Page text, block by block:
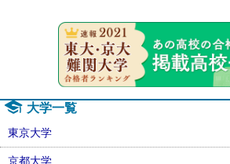
大学一覧
東京大学
京都大学